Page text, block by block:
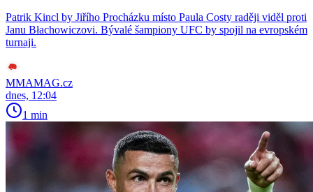
Patrik Kincl by Jiřího Procházku místo Paula Costy raději viděl proti
Janu Błachowiczovi. Bývalé šampiony UFC by spojil na evropském
turnaji.
MMAMAG.cz
dnes, 12:04
1 min